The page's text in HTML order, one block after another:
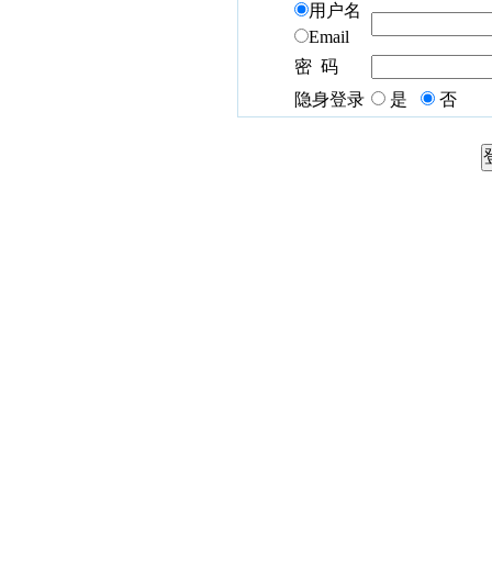
用户名
Email
密 码
隐身登录
是 否